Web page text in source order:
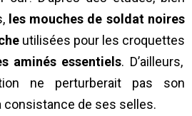
les mouches de soldat noires
utilisées pour les croquettes
aminés essentiels. D’ailleurs,
ne perturberait pas son
de ses selles.